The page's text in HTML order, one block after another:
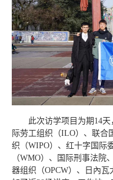
此次访学项目为期14
际劳工组织（ILO）、联合
织（WIPO）、红十字国际
（WMO）、国际刑事法
器组织（OPCW）、日內